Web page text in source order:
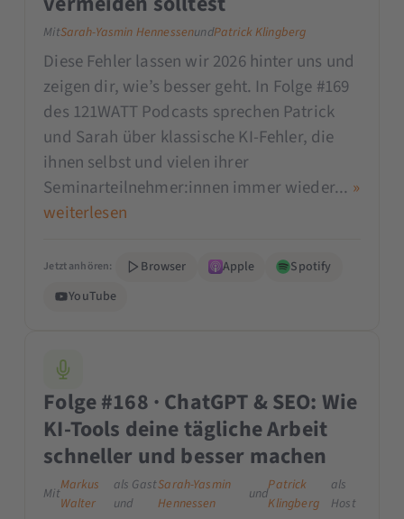
MitSarah-Yasmin HennessenundPatrick Klingberg
Diese Fehler lassen wir 2026 hinter uns und
zeigen dir, wie’s besser geht. In Folge #169
des 121WATT Podcasts sprechen Patrick
und Sarah über klassische KI-Fehler, die
ihnen selbst und vielen ihrer
Seminarteilnehmer:innen immer wieder... »
weiterlesen
Jetzt anhören: Browser Apple
Spotify
YouTube
Folge #168 · ChatGPT & SEO: Wie
KI-Tools deine tägliche Arbeit
schneller und besser machen
Mit
Markus
Walter
als Gast
und
Sarah-Yasmin
Hennessen
und
Patrick
Klingberg
als
Host